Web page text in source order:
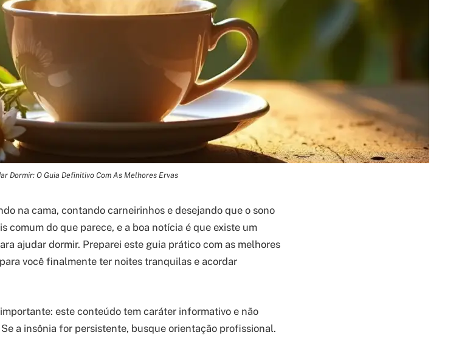
Dormir: O Guia Definitivo Com As Melhores Ervas
na cama, contando carneirinhos e desejando que o sono
comum do que parece, e a boa notícia é que existe um
ajudar dormir. Preparei este guia prático com as melhores
você finalmente ter noites tranquilas e acordar
este conteúdo tem caráter informativo e não
a insônia for persistente, busque orientação profissional.